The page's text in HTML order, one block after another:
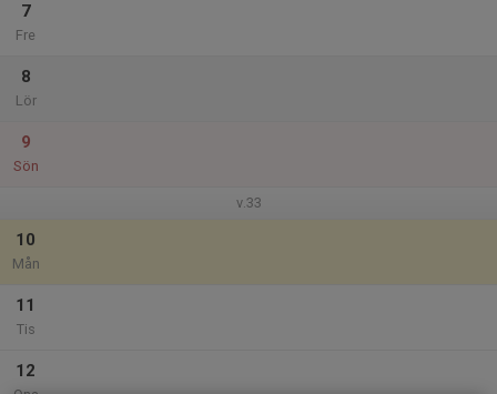
7
Fre
8
Lör
9
Sön
v.33
10
Mån
11
Tis
12